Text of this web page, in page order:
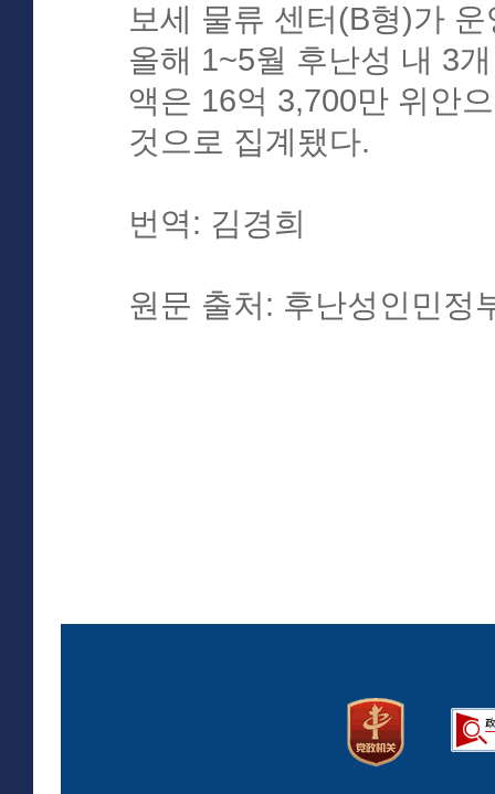
보세 물류 센터(B형)가
올해 1~5월 후난성 내 3
액은 16억 3,700만 위안
것으로 집계됐다.
번역: 김경희
원문 출처: 후난성인민정